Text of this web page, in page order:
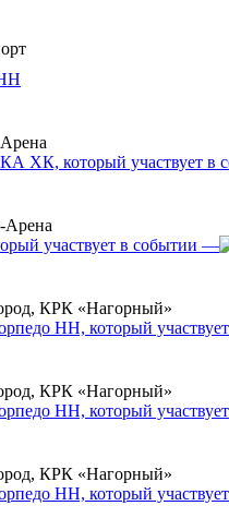
Арена
—
КРК «Нагорный»
КРК «Нагорный»
КРК «Нагорный»